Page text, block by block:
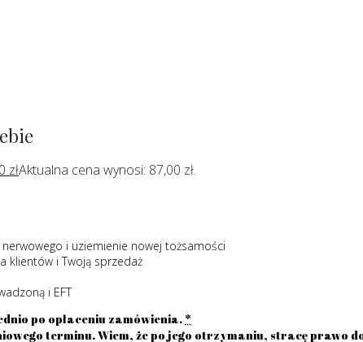
złAktualna cena wynosi: 87,00 zł.
i uziemienie nowej tożsamości
klientów i Twoją sprzedaż
i EFT
po opłaceniu zamówienia. *
terminu. Wiem, że po jego otrzymaniu, stracę prawo